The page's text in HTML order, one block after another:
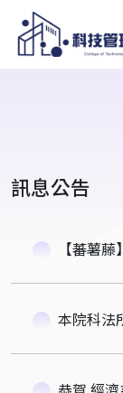
訊息公告